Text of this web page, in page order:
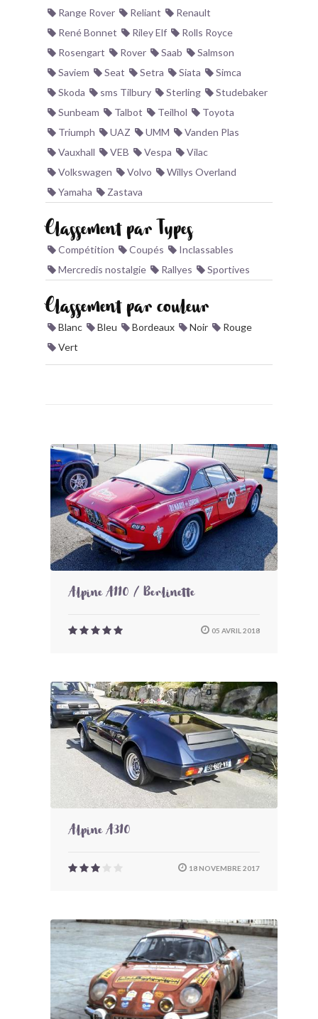
Range Rover
Reliant
Renault
René Bonnet
Riley Elf
Rolls Royce
Rosengart
Rover Saab
Salmson
Saviem
Seat Setra Siata
Simca
Skoda
sms Tilbury Sterling
Studebaker
Sunbeam
Talbot Teilhol
Toyota
Triumph
UAZ UMM
Vanden Plas
Vauxhall
VEB Vespa
Vilac
Volkswagen
Volvo
Willys Overland
Yamaha
Zastava
Classement par Types
Compétition Coupés
Inclassables
Mercredis nostalgie
Rallyes Sportives
Classement par couleur
Blanc Bleu Bordeaux Noir
Rouge
Vert
Alpine A110 / Berlinette
05 AVRIL 2018
Alpine A310
18 NOVEMBRE 2017